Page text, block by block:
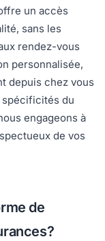
un accès
sans les
rendez-vous
personnalisée,
depuis chez vous
spécificités du
engageons à
de vos
de